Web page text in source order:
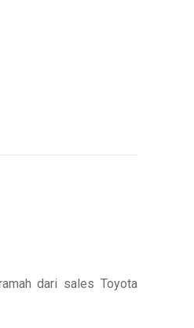
dari sales Toyota